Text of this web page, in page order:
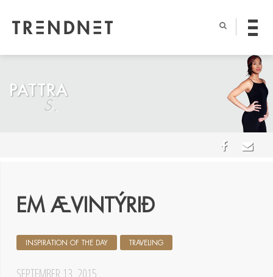
PATTRA
S.
EM ÆVINTÝRIÐ
SEPTEMBER 13, 2015
INSPIRATION OF THE DAY TRAVELING